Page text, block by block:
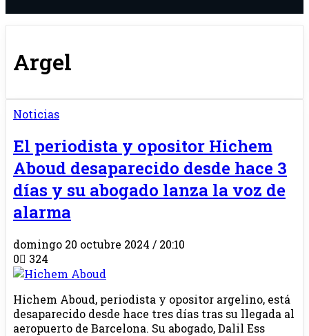
Argel
Noticias
El periodista y opositor Hichem
Aboud desaparecido desde hace 3
días y su abogado lanza la voz de
alarma
domingo 20 octubre 2024 / 20:10
0
324
Hichem Aboud, periodista y opositor argelino, está
desaparecido desde hace tres días tras su llegada al
aeropuerto de Barcelona. Su abogado, Dalil Ess